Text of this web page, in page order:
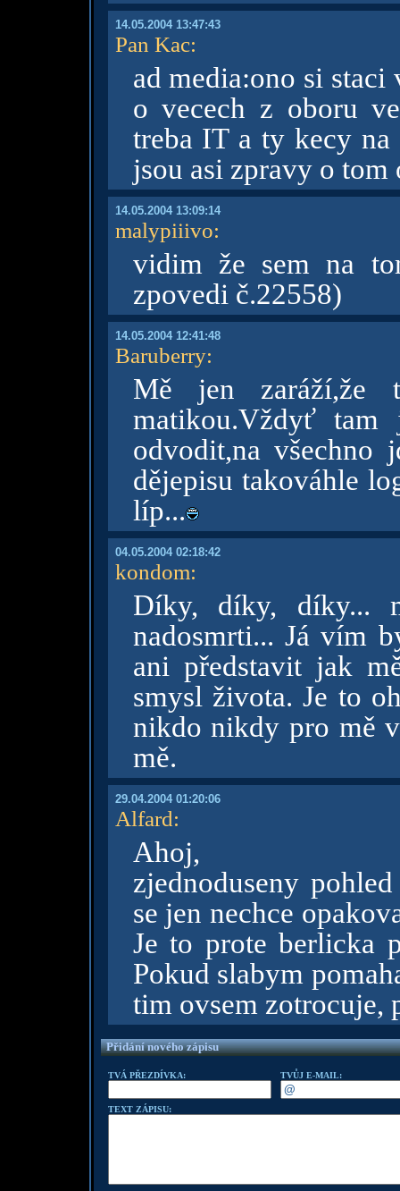
14.05.2004 13:47:43
Pan Kac:
ad media:ono si
o vecech z oboru
treba IT a ty kecy
jsou asi zpravy o
14.05.2004 13:09:14
malypiiivo:
vidim že sem na
zpovedi č.22558)
14.05.2004 12:41:48
Baruberry:
Mě jen
matikou.Vždyť tam
odvodit,na všechno
dějepisu takováhle
líp...
04.05.2004 02:18:42
kondom:
Díky, díky, díky...
nadosmrti... Já vím
ani představit jak
smysl života. Je to
nikdo nikdy pro mě
mě.
29.04.2004 01:20:06
Alfard:
Ahoj,
zjednoduseny
se jen nechce
Je to prote berlicka
Pokud slabym
tim ovsem zotrocuje,
Přidání nového zápisu
TVÁ PŘEZDÍVKA: TVŮJ E-MAIL:
TEXT ZÁPISU: